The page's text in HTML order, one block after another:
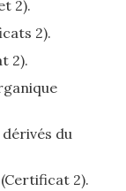
2).
2).
2).
du
2).